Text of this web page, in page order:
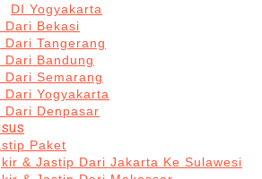
DI Yogyakarta
Dari Bekasi
Dari Tangerang
Dari Bandung
Dari Semarang
Dari Yogyakarta
Dari Denpasar
Paket
& Jastip Dari Jakarta Ke Sulawesi